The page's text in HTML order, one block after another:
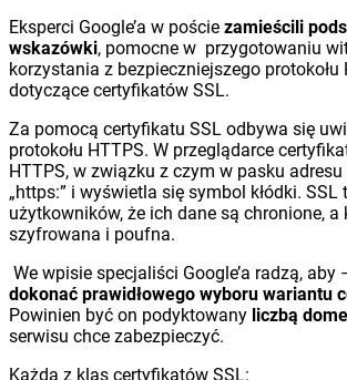
Eksperci Google’a w poście zamieścili
wskazówki, pomocne w przygotowaniu
korzystania z bezpieczniejszego protokołu
dotyczące certyfikatów SSL.
Za pomocą certyfikatu SSL odbywa się
protokołu HTTPS. W przeglądarce
HTTPS, w związku z czym w pasku
„https:” i wyświetla się symbol kłódki.
użytkowników, że ich dane są chronione,
szyfrowana i poufna.
We wpisie specjaliści Google’a radzą, aby
dokonać prawidłowego wyboru wariantu
Powinien być on podyktowany liczbą
serwisu chce zabezpieczyć.
Każda z klas certyfikatów SSL: